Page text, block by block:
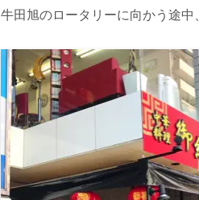
牛田旭のロータリーに向かう途中